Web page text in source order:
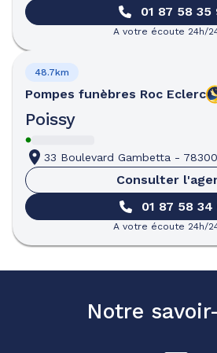
01 87 58 35
A votre écoute 24h/
Pompes funèbres Roc Eclerc
Poissy
48.7km
33 Boulevard Gambetta -
Consulter
01 87 58 34
A votre écoute 24h/
Notre